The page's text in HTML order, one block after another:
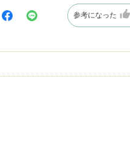
参考になった